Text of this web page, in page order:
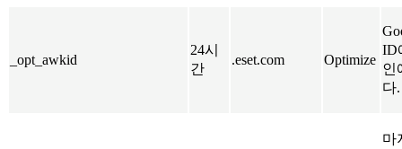
_opt_awkid
24시
간
.eset.com Optimize
ID
인
다.
마